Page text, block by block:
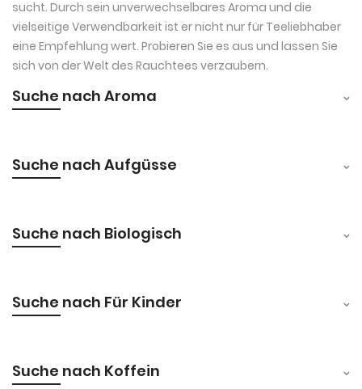
sucht. Durch sein unverwechselbares Aroma und die
vielseitige Verwendbarkeit ist er nicht nur für Teeliebhaber
eine Empfehlung wert. Probieren Sie es aus und lassen Sie
sich von der Welt des Rauchtees verzaubern.
Suche nach Aroma
Suche nach Aufgüsse
Suche nach Biologisch
Suche nach Für Kinder
Suche nach Koffein